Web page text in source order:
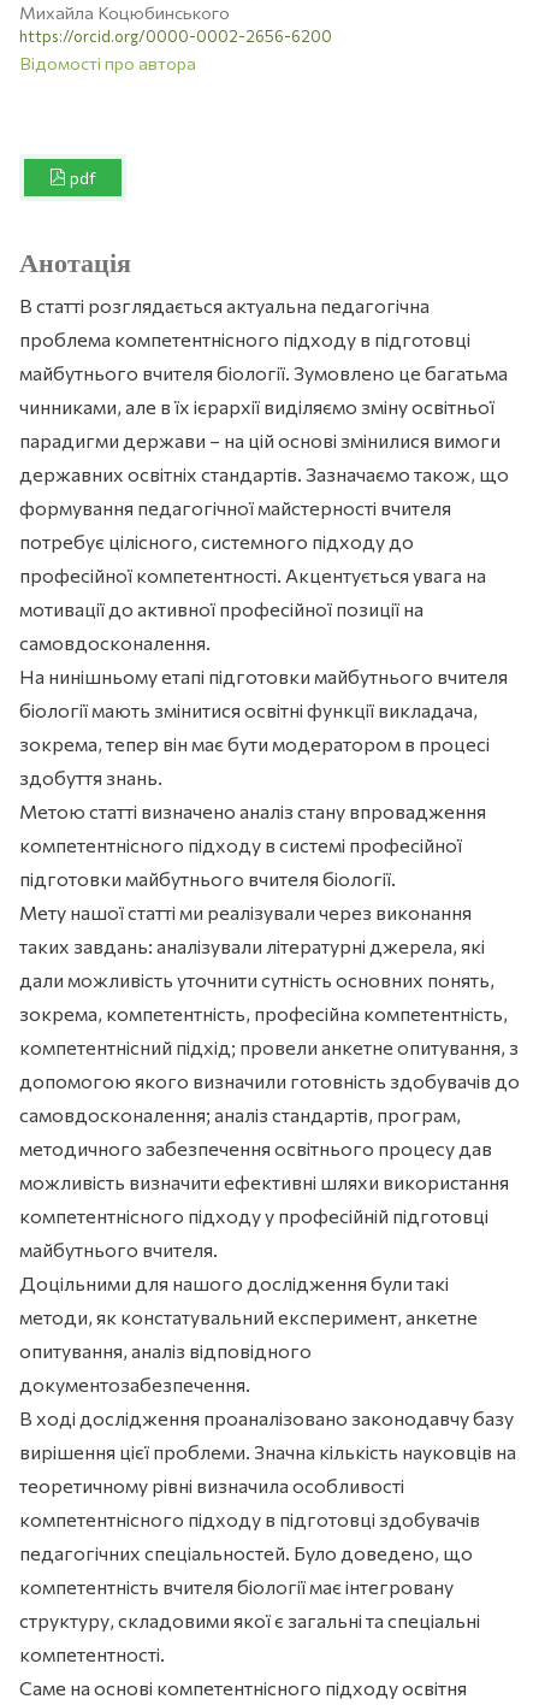
Михайла Коцюбинського
https://orcid.org/0000-0002-2656-6200
Відомості про автора
pdf
Анотація
В статті розглядається актуальна педагогічна
проблема компетентнісного підходу в підготовці
майбутнього вчителя біології. Зумовлено це багатьма
чинниками, але в їх ієрархії виділяємо зміну освітньої
парадигми держави – на цій основі змінилися вимоги
державних освітніх стандартів. Зазначаємо також, що
формування педагогічної майстерності вчителя
потребує цілісного, системного підходу до
професійної компетентності. Акцентується увага на
мотивації до активної професійної позиції на
самовдосконалення.
На нинішньому етапі підготовки майбутнього вчителя
біології мають змінитися освітні функції викладача,
зокрема, тепер він має бути модератором в процесі
здобуття знань.
Метою статті визначено аналіз стану впровадження
компетентнісного підходу в системі професійної
підготовки майбутнього вчителя біології.
Мету нашої статті ми реалізували через виконання
таких завдань: аналізували літературні джерела, які
дали можливість уточнити сутність основних понять,
зокрема, компетентність, професійна компетентність,
компетентнісний підхід; провели анкетне опитування, з
допомогою якого визначили готовність здобувачів до
самовдосконалення; аналіз стандартів, програм,
методичного забезпечення освітнього процесу дав
можливість визначити ефективні шляхи використання
компетентнісного підходу у професійній підготовці
майбутнього вчителя.
Доцільними для нашого дослідження були такі
методи, як констатувальний експеримент, анкетне
опитування, аналіз відповідного
документозабезпечення.
В ході дослідження проаналізовано законодавчу базу
вирішення цієї проблеми. Значна кількість науковців на
теоретичному рівні визначила особливості
компетентнісного підходу в підготовці здобувачів
педагогічних спеціальностей. Було доведено, що
компетентність вчителя біології має інтегровану
структуру, складовими якої є загальні та спеціальні
компетентності.
Саме на основі компетентнісного підходу освітня